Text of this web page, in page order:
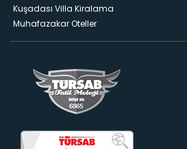
Kuşadası Villa Kiralama
Muhafazakar Oteller